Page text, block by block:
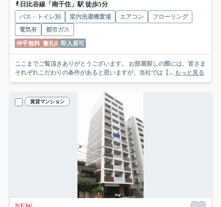
日比谷線「南千住」駅 徒歩5分
バス・トイレ別 室内洗濯機置場 エアコン
フローリング
電気有
都市ガス
仲手無料 敷礼0 即入居可
ここまでご覧頂きありがとうございます。 お部屋探しの際には、皆さま
それぞれこだわりの条件があると思いますが、当社では【... もっと見る
賃貸マンション